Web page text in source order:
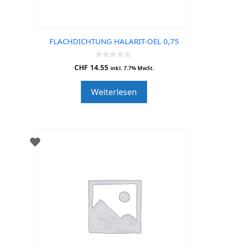
FLACHDICHTUNG HALARIT-OEL 0,75
0
o
o
f
5
CHF 14.55 inkl. 7.7% MwSt.
Weiterlesen